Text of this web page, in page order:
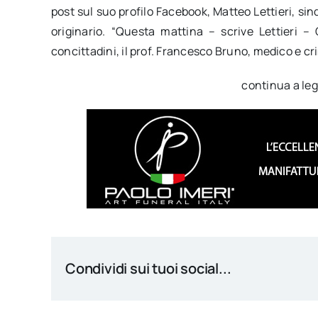
post sul suo profilo Facebook, Matteo Lettieri,
originario. “Questa mattina – scrive Lettieri
concittadini, il prof. Francesco Bruno, medico e
continua a
Condividi sui tuoi social...